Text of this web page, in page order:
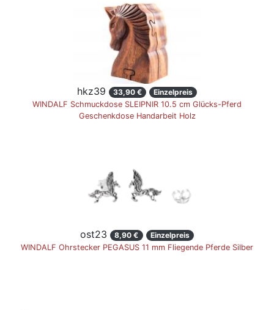
hkz39 33,90 €
Einzelpreis
WINDALF Schmuckdose SLEIPNIR 10.5 cm Glücks-Pferd
Geschenkdose Handarbeit Holz
ost23 8,90 €
Einzelpreis
WINDALF Ohrstecker PEGASUS 11 mm Fliegende Pferde Silber